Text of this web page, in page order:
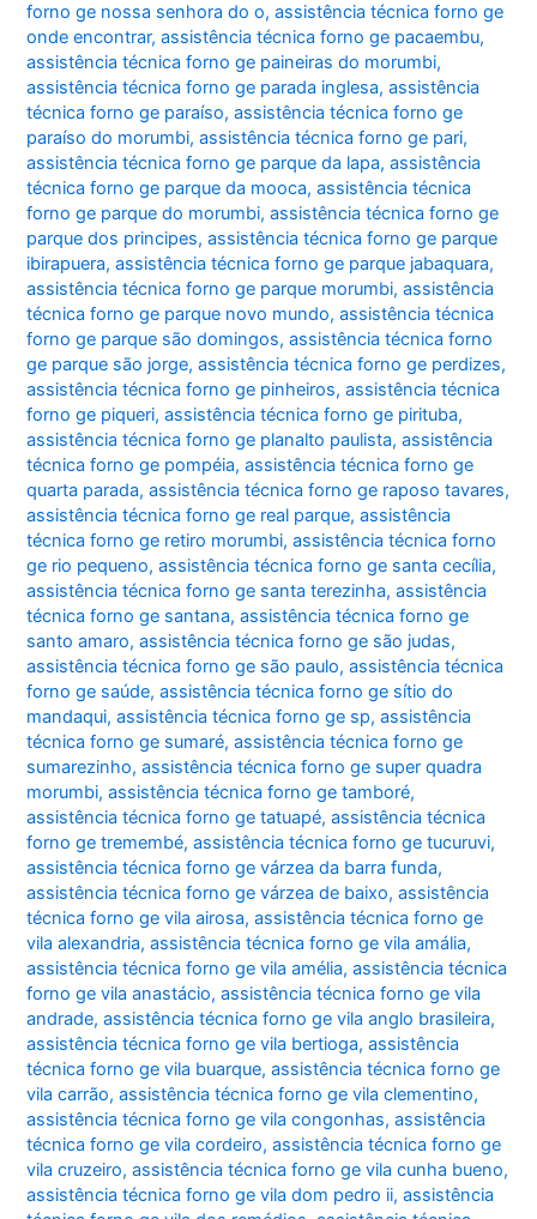
forno ge nossa senhora do o,assistência técnica forno ge
onde encontrar,assistência técnica forno ge pacaembu,
assistência técnica forno ge paineiras do morumbi,
assistência técnica forno ge parada inglesa,assistência
técnica forno ge paraíso,assistência técnica forno ge
paraíso do morumbi,assistência técnica forno ge pari,
assistência técnica forno ge parque da lapa,assistência
técnica forno ge parque da mooca,assistência técnica
forno ge parque do morumbi,assistência técnica forno ge
parque dos principes,assistência técnica forno ge parque
ibirapuera,assistência técnica forno ge parque jabaquara,
assistência técnica forno ge parque morumbi,assistência
técnica forno ge parque novo mundo,assistência técnica
forno ge parque são domingos,assistência técnica forno
ge parque são jorge,assistência técnica forno ge perdizes,
assistência técnica forno ge pinheiros,assistência técnica
forno ge piqueri,assistência técnica forno ge pirituba,
assistência técnica forno ge planalto paulista,assistência
técnica forno ge pompéia,assistência técnica forno ge
quarta parada,assistência técnica forno ge raposo tavares,
assistência técnica forno ge real parque,assistência
técnica forno ge retiro morumbi,assistência técnica forno
ge rio pequeno,assistência técnica forno ge santa cecília,
assistência técnica forno ge santa terezinha,assistência
técnica forno ge santana,assistência técnica forno ge
santo amaro,assistência técnica forno ge são judas,
assistência técnica forno ge são paulo,assistência técnica
forno ge saúde,assistência técnica forno ge sítio do
mandaqui,assistência técnica forno ge sp,assistência
técnica forno ge sumaré,assistência técnica forno ge
sumarezinho,assistência técnica forno ge super quadra
morumbi,assistência técnica forno ge tamboré,
assistência técnica forno ge tatuapé,assistência técnica
forno ge tremembé,assistência técnica forno ge tucuruvi,
assistência técnica forno ge várzea da barra funda,
assistência técnica forno ge várzea de baixo,assistência
técnica forno ge vila airosa,assistência técnica forno ge
vila alexandria,assistência técnica forno ge vila amália,
assistência técnica forno ge vila amélia,assistência técnica
forno ge vila anastácio,assistência técnica forno ge vila
andrade,assistência técnica forno ge vila anglo brasileira,
assistência técnica forno ge vila bertioga,assistência
técnica forno ge vila buarque,assistência técnica forno ge
vila carrão,assistência técnica forno ge vila clementino,
assistência técnica forno ge vila congonhas,assistência
técnica forno ge vila cordeiro,assistência técnica forno ge
vila cruzeiro,assistência técnica forno ge vila cunha bueno,
assistência técnica forno ge vila dom pedro ii,assistência